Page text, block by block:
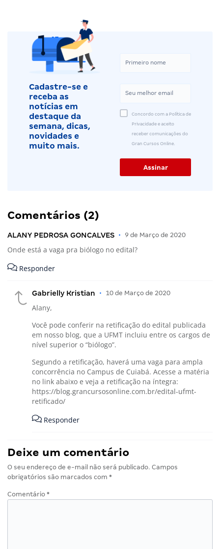
Cadastre-se e
receba as
notícias em
destaque da
semana, dicas,
novidades e
muito mais.
Concordo com a Política de
Privacidade e aceito
receber comunicações do
Gran Cursos Online.
Comentários (2)
ALANY PEDROSA GONCALVES • 9 de Março de 2020
Onde está a vaga pra biólogo no edital?
Responder
Gabrielly Kristian • 10 de Março de 2020
Alany,
Você pode conferir na retificação do edital publicada
em nosso blog, que a UFMT incluiu entre os cargos de
nível superior o “biólogo”.
Segundo a retificação, haverá uma vaga para ampla
concorrência no Campus de Cuiabá. Acesse a matéria
no link abaixo e veja a retificação na íntegra:
https://blog.grancursosonline.com.br/edital-ufmt-
retificado/
Responder
Deixe um comentário
O seu endereço de e-mail não será publicado. Campos
obrigatórios são marcados com *
Comentário *